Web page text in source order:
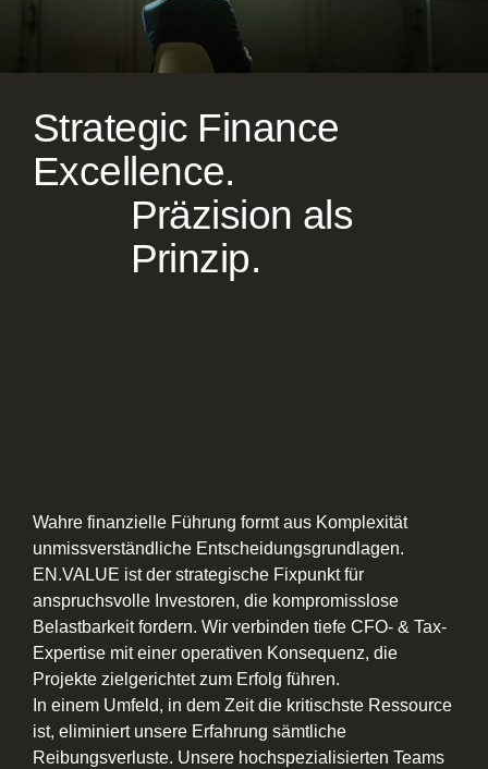
Strategic Finance
Excellence.
Präzision als
Prinzip.
Wahre finanzielle Führung formt aus Komplexität
unmissverständliche Entscheidungsgrundlagen.
EN.VALUE ist der strategische Fixpunkt für
anspruchsvolle Investoren, die kompromisslose
Belastbarkeit fordern. Wir verbinden tiefe CFO- & Tax-
Expertise mit einer operativen Konsequenz, die
Projekte zielgerichtet zum Erfolg führen.
In einem Umfeld, in dem Zeit die kritischste Ressource
ist, eliminiert unsere Erfahrung sämtliche
Reibungsverluste. Unsere hochspezialisierten Teams